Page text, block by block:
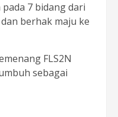
7 bidang dari
berhak maju ke
FLS2N
sebagai